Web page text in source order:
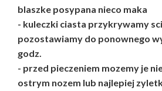
blaszke posypana nieco maka
- kuleczki ciasta przykrywamy
pozostawiamy do ponownego
godz.
- przed pieczeniem mozemy je
ostrym nozem lub najlepiej